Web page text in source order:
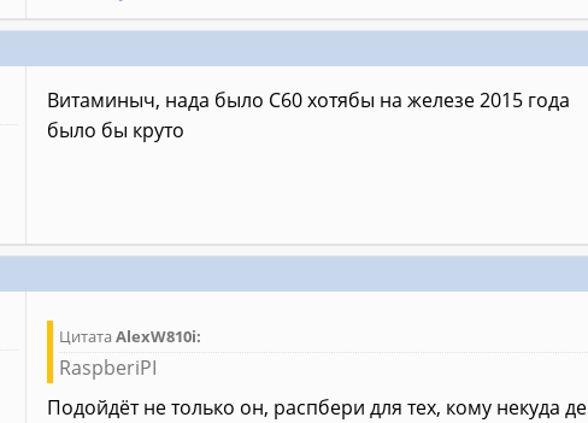
Витаминыч, нада было С60 хотябы на железе 2015 года
было бы круто
ЦитатаAlexW810i:
RaspberiPI
Подойдёт не только он, распбери для тех, кому некуда